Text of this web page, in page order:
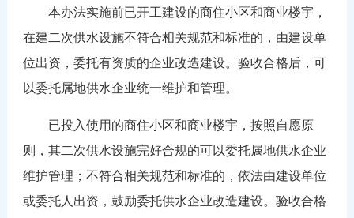
本办法实施前已开工建设的商住小区和商业楼宇，
在建二次供水设施不符合相关规范和标准的，由建设单
位出资，委托有资质的企业改造建设。验收合格后，可
以委托属地供水企业统一维护和管理。
已投入使用的商住小区和商业楼宇，按照自愿原
则，其二次供水设施完好合规的可以委托属地供水企业
维护管理；不符合相关规范和标准的，依法由建设单位
或委托人出资，鼓励委托供水企业改造建设。验收合格